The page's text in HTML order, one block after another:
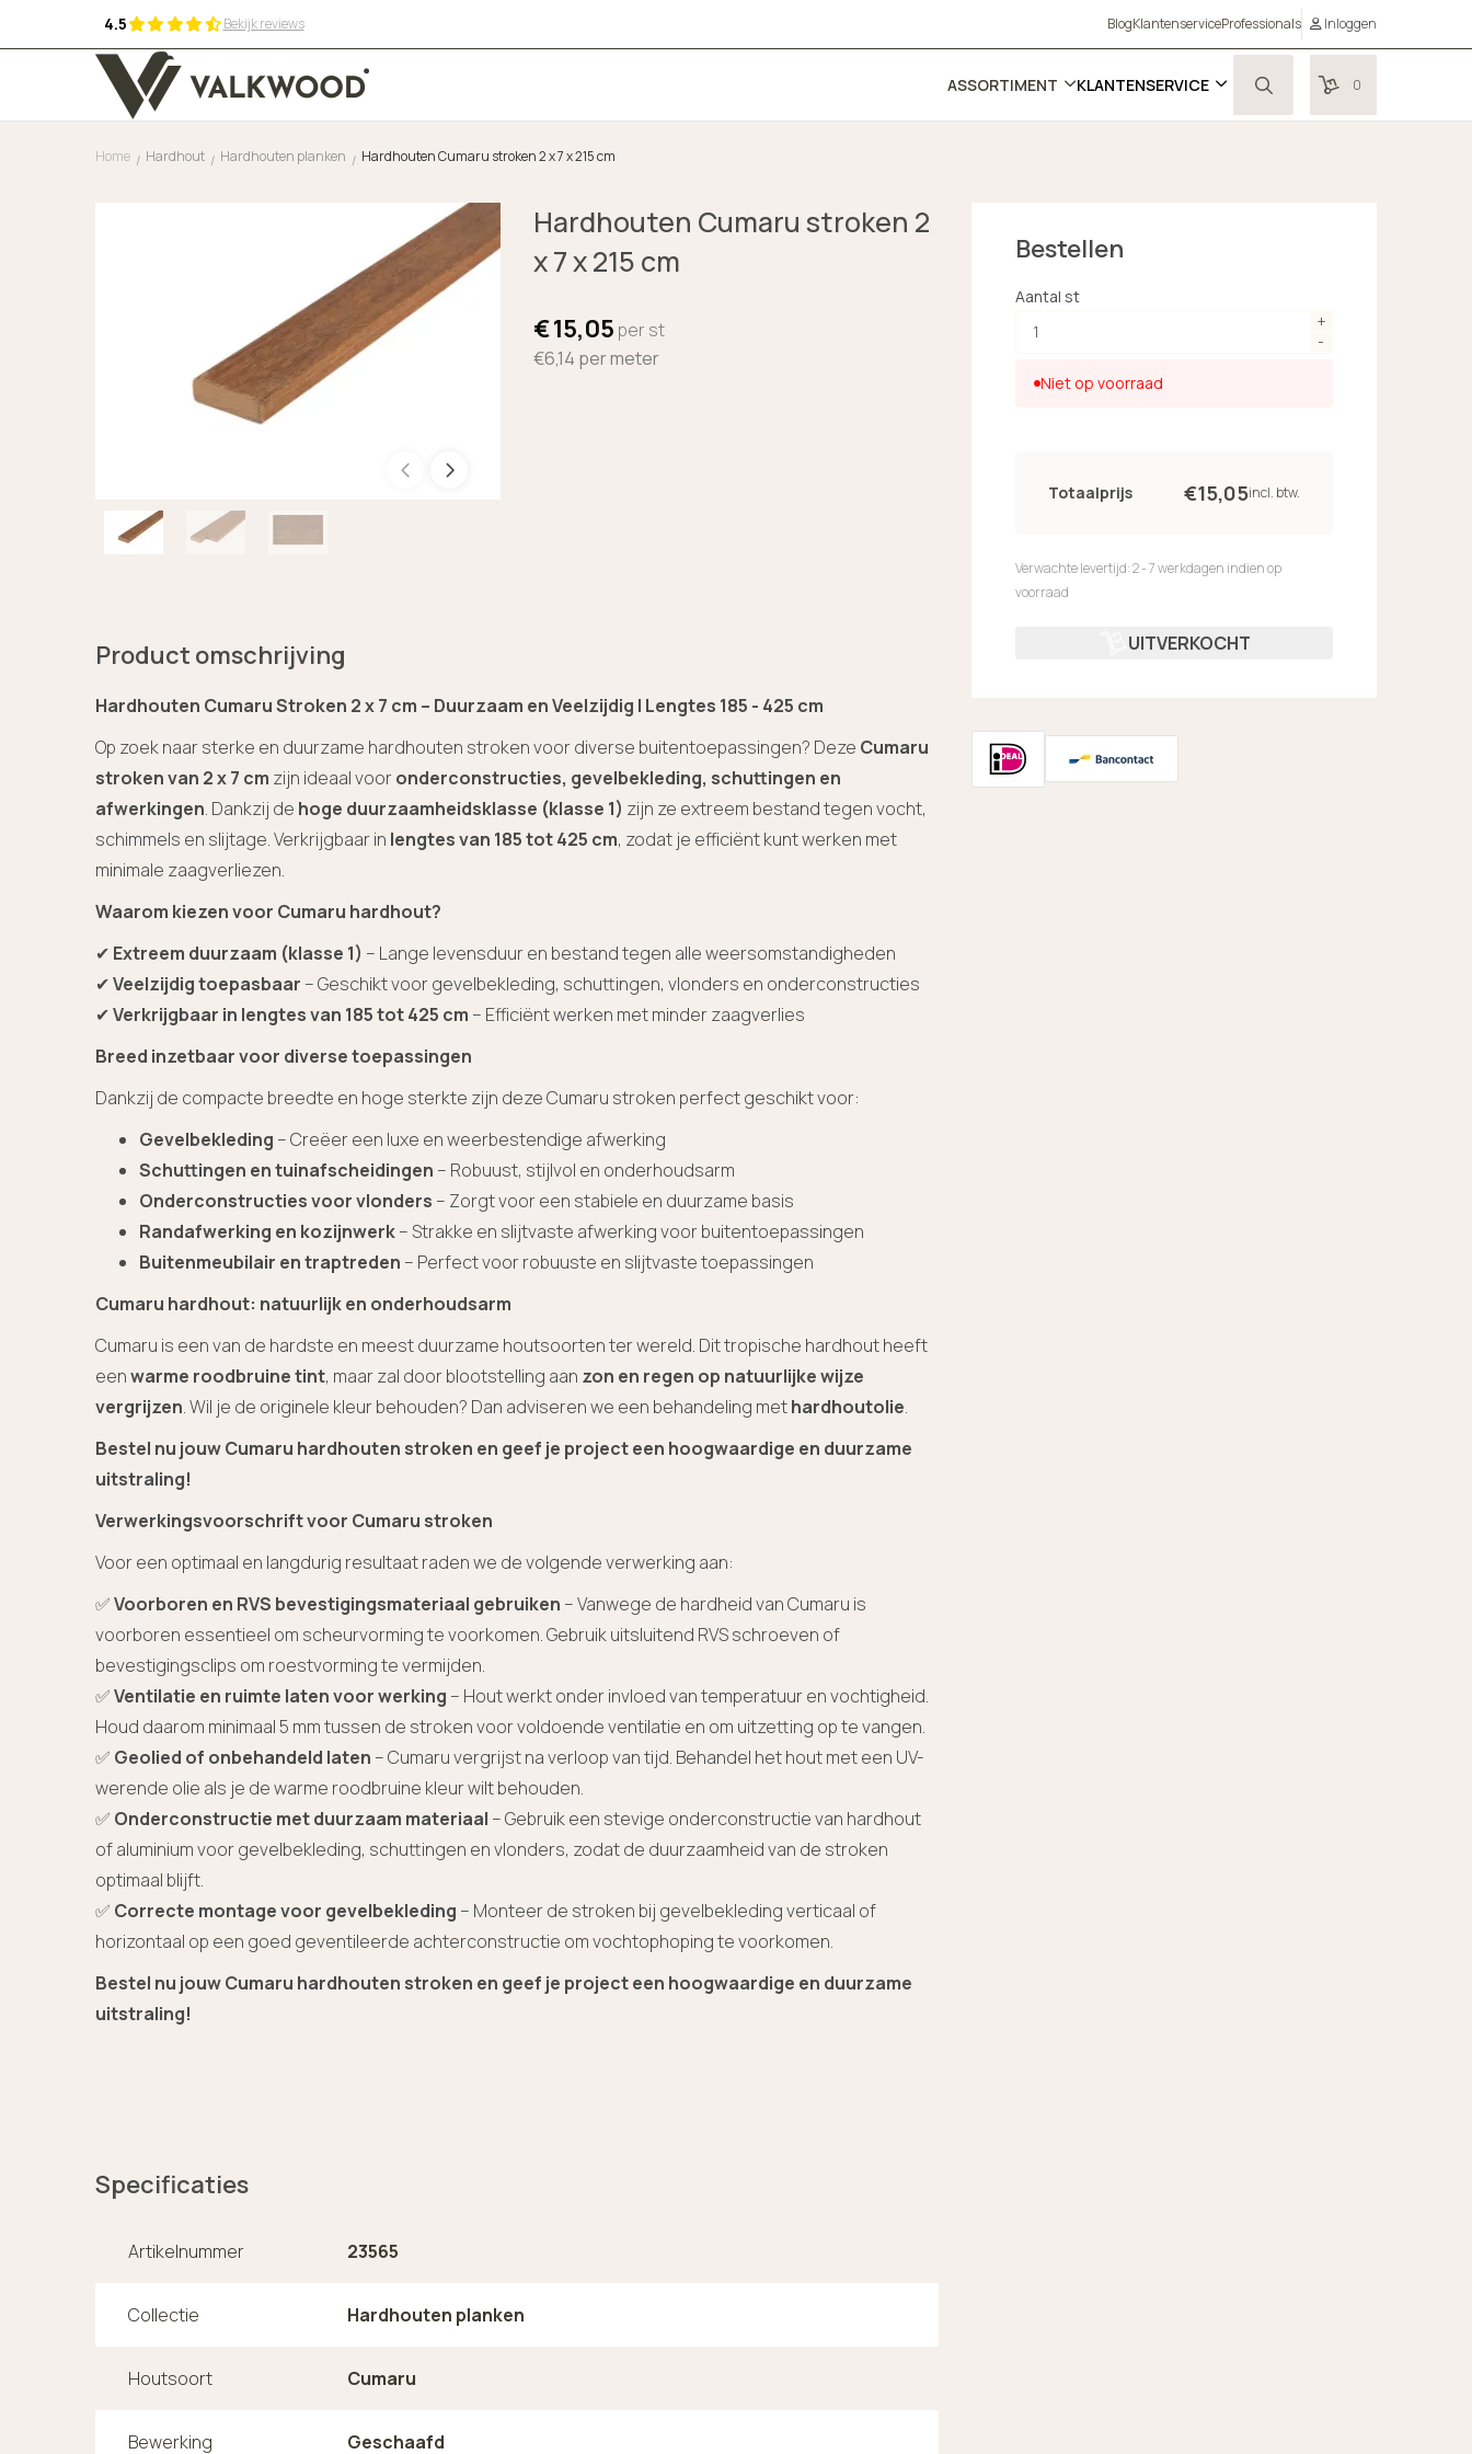
4.5 Bekijk reviews BlogKlantenserviceProfessionals Inloggen
ASSORTIMENT KLANTENSERVICE 0
Home / Hardhout / Hardhouten planken / Hardhouten Cumaru stroken 2 x 7 x 215 cm
Hardhouten Cumaru stroken 2
x 7 x 215 cm
€15,05 per st
€6,14 per meter
Bestellen
Niet op voorraad
Aantal st
Totaalprijs €15,05incl. btw.
Verwachte levertijd: 2 - 7 werkdagen indien op
voorraad
UITVERKOCHT
Product omschrijving
Hardhouten Cumaru Stroken 2 x 7 cm – Duurzaam en Veelzijdig | Lengtes 185 - 425 cm
Op zoek naar sterke en duurzame hardhouten stroken voor diverse buitentoepassingen? Deze Cumaru
stroken van 2 x 7 cm zijn ideaal vooronderconstructies, gevelbekleding, schuttingen en
afwerkingen. Dankzij de hoge duurzaamheidsklasse (klasse 1) zijn ze extreem bestand tegen vocht,
schimmels en slijtage. Verkrijgbaar in lengtes van 185 tot 425 cm, zodat je efficiënt kunt werken met
minimale zaagverliezen.
Waarom kiezen voor Cumaru hardhout?
✔ Extreem duurzaam (klasse 1) – Lange levensduur en bestand tegen alle weersomstandigheden
✔Veelzijdig toepasbaar – Geschikt voor gevelbekleding, schuttingen, vlonders en onderconstructies
✔Verkrijgbaar in lengtes van 185 tot 425 cm – Efficiënt werken met minder zaagverlies
Breed inzetbaar voor diverse toepassingen
Dankzij de compacte breedte en hoge sterkte zijn deze Cumaru stroken perfect geschikt voor:
Gevelbekleding – Creëer een luxe en weerbestendige afwerking
Schuttingen en tuinafscheidingen – Robuust, stijlvol en onderhoudsarm
Onderconstructies voor vlonders – Zorgt voor een stabiele en duurzame basis
Randafwerking en kozijnwerk– Strakke en slijtvaste afwerking voor buitentoepassingen
Buitenmeubilair en traptreden – Perfect voor robuuste en slijtvaste toepassingen
Cumaru hardhout: natuurlijk en onderhoudsarm
Cumaru is een van de hardste en meest duurzame houtsoorten ter wereld. Dit tropische hardhout heeft
eenwarme roodbruine tint, maar zal door blootstelling aan zon en regen op natuurlijke wijze
vergrijzen. Wil je de originele kleur behouden? Dan adviseren we een behandeling methardhoutolie.
Bestel nu jouw Cumaru hardhouten stroken en geef je project een hoogwaardige en duurzame
uitstraling!
Verwerkingsvoorschrift voor Cumaru stroken
Voor een optimaal en langdurig resultaat raden we de volgende verwerking aan:
✅Voorboren en RVS bevestigingsmateriaal gebruiken – Vanwege de hardheid van Cumaru is
voorboren essentieel om scheurvorming te voorkomen. Gebruik uitsluitend RVS schroeven of
bevestigingsclips om roestvorming te vermijden.
✅Ventilatie en ruimte laten voor werking – Hout werkt onder invloed van temperatuur en vochtigheid.
Houd daarom minimaal 5 mm tussen de stroken voor voldoende ventilatie en om uitzetting op te vangen.
✅ Geolied of onbehandeld laten – Cumaru vergrijst na verloop van tijd. Behandel het hout met een UV-
werende olie als je de warme roodbruine kleur wilt behouden.
✅ Onderconstructie met duurzaam materiaal – Gebruik een stevige onderconstructie van hardhout
of aluminium voor gevelbekleding, schuttingen en vlonders, zodat de duurzaamheid van de stroken
optimaal blijft.
✅ Correcte montage voor gevelbekleding – Monteer de stroken bij gevelbekleding verticaal of
horizontaal op een goed geventileerde achterconstructie om vochtophoping te voorkomen.
Bestel nu jouw Cumaru hardhouten stroken en geef je project een hoogwaardige en duurzame
uitstraling!
Specificaties
Artikelnummer 23565
Collectie Hardhouten planken
Houtsoort Cumaru
Bewerking Geschaafd